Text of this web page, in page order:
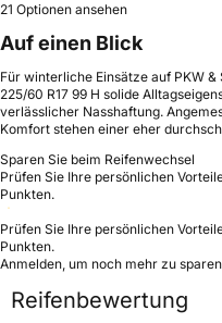
21 Optionen ansehen
Auf einen Blick
Für winterliche Einsätze auf PKW
225/60 R17 99 H solide
verlässlicher Nasshaftung.
Komfort stehen einer eher
Sparen Sie beim Reifenwechsel
Prüfen Sie Ihre persönlichen
Punkten.
Prüfen Sie Ihre persönlichen
Punkten.
Anmelden, um noch mehr zu sparen
Reifenbewertung